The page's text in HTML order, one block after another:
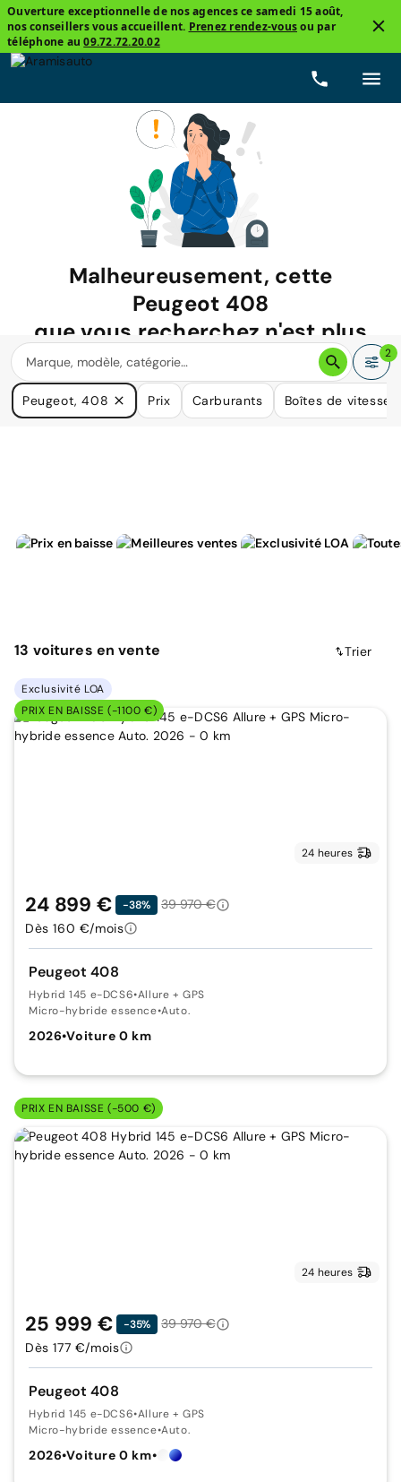
Ouverture exceptionnelle de nos agences ce samedi 15 août,
nos conseillers vous accueillent. Prenez rendez-vousou par
téléphone au09.72.72.20.02
Malheureusement, cette
Peugeot 408
que vous recherchez n'est plus
disponible.
Nous avons de nombreuses voitures qui pourraient répondre
à vos besoins.
2
Peugeot, 408 Prix Carburants Boîtes de vitesse
13 voitures en vente Trier
Exclusivité LOA
PRIX EN BAISSE (-1100 €)
24 heures
Peugeot 408
Hybrid 145 e-DCS6•Allure + GPS
Micro-hybride essence•Auto.
2026•Voiture 0 km
24 899 € -38%
39 970 €
Dès 160 €/mois
PRIX EN BAISSE (-500 €)
24 heures
Peugeot 408
Hybrid 145 e-DCS6•Allure + GPS
Micro-hybride essence•Auto.
2026•Voiture 0 km•
25 999 € -35%
39 970 €
Dès 177 €/mois